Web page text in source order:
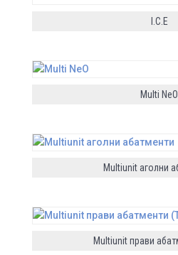
I.C.E
Multi NeO
Multiunit аголни
Multiunit прави